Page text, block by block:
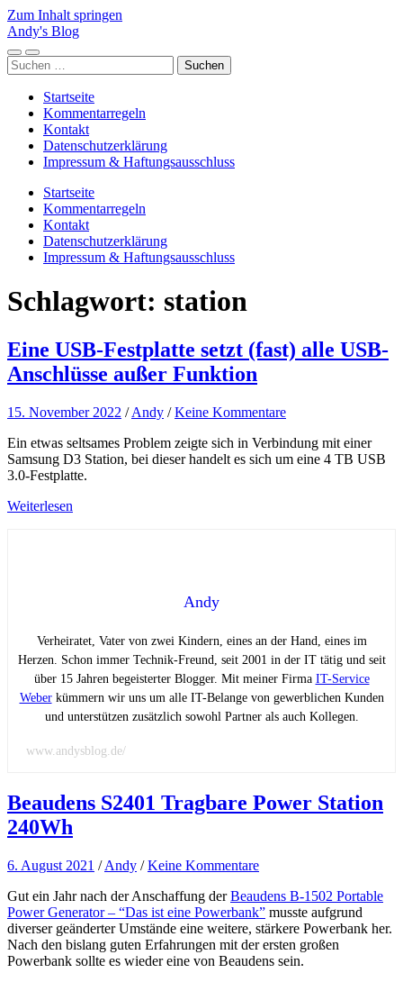
Zum Inhalt springen
Andy's Blog
Mobile-
Menü
Suchfeld
ein-/ausblenden
Suchen
nach:
Startseite
Kommentarregeln
Kontakt
Datenschutzerklärung
Impressum & Haftungsausschluss
Startseite
Kommentarregeln
Kontakt
Datenschutzerklärung
Impressum & Haftungsausschluss
Schlagwort: station
Eine USB-Festplatte setzt (fast) alle USB-
Anschlüsse außer Funktion
15. November 2022 /Andy /Keine Kommentare
Ein etwas seltsames Problem zeigte sich in Verbindung mit einer
Samsung D3 Station, bei dieser handelt es sich um eine 4 TB USB
3.0-Festplatte.
Weiterlesen
Andy
Verheiratet, Vater von zwei Kindern, eines an der Hand, eines im
Herzen. Schon immer Technik-Freund, seit 2001 in der IT tätig und seit
über 15 Jahren begeisterter Blogger. Mit meiner Firma IT-Service
Weberkümmern wir uns um alle IT-Belange von gewerblichen Kunden
und unterstützen zusätzlich sowohl Partner als auch Kollegen.
www.andysblog.de/
Beaudens S2401 Tragbare Power Station
240Wh
6. August 2021 /Andy /Keine Kommentare
Gut ein Jahr nach der Anschaffung derBeaudens B-1502 Portable
Power Generator – “Das ist eine Powerbank” musste aufgrund
diverser geänderter Umstände eine weitere, stärkere Powerbank her.
Nach den bislang guten Erfahrungen mit der ersten großen
Powerbank sollte es wieder eine von Beaudens sein.